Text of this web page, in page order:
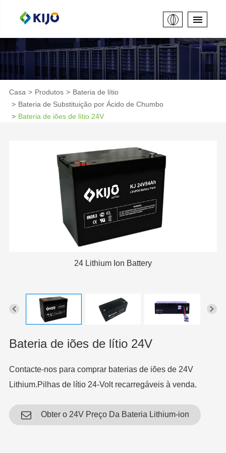
Casa Produtos
Bateria de lítio
Bateria de Substituição por Ácido de Chumbo
Bateria de iões de lítio 24V
24 Lithium Ion Battery
Bateria de iões de lítio 24V
Contacte-nos para comprar baterias de iões de 24V
Lithium.Pilhas de lítio 24-Volt recarregáveis à venda.
Obter o 24V Preço Da Bateria Lithium-ion